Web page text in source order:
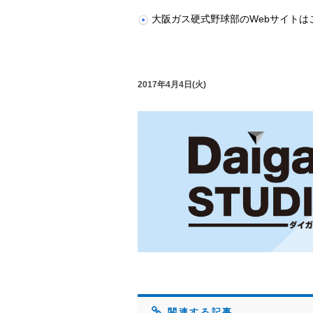
大阪ガス硬式野球部のWebサイトは
2017年4月4日(火)